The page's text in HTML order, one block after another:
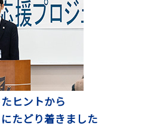
ヒントから
たどり着きました